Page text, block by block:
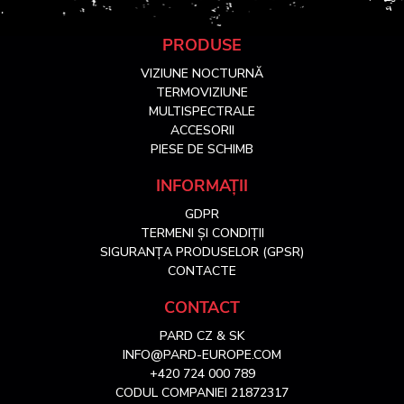
PRODUSE
VIZIUNE NOCTURNĂ
TERMOVIZIUNE
MULTISPECTRALE
ACCESORII
PIESE DE SCHIMB
INFORMAȚII
GDPR
TERMENI ȘI CONDIȚII
SIGURANȚA PRODUSELOR (GPSR)
CONTACTE
CONTACT
PARD CZ & SK
INFO@PARD-EUROPE.COM
+420 724 000 789
CODUL COMPANIEI 21872317